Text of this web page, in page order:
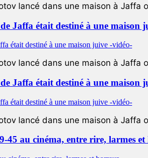
lancé dans une maison à Jaffa
Jaffa était destiné à une maison
lancé dans une maison à Jaffa
Jaffa était destiné à une maison
lancé dans une maison à Jaffa
45 au cinéma, entre rire, larmes